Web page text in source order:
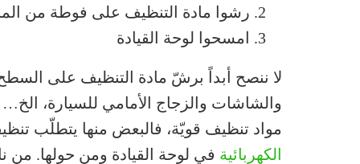
رشوا مادة التنظيف على فوطة من
امسحوا لوحة القيادة
لا ننصح أبداً برشّ مادة التنظيف على
والشاشات والزجاج الأمامي للسيارة،
مواد تنظيف قويّة، فالبعض منها يتطلّب
الكهربائية في لوحة القيادة ومن حولها. من